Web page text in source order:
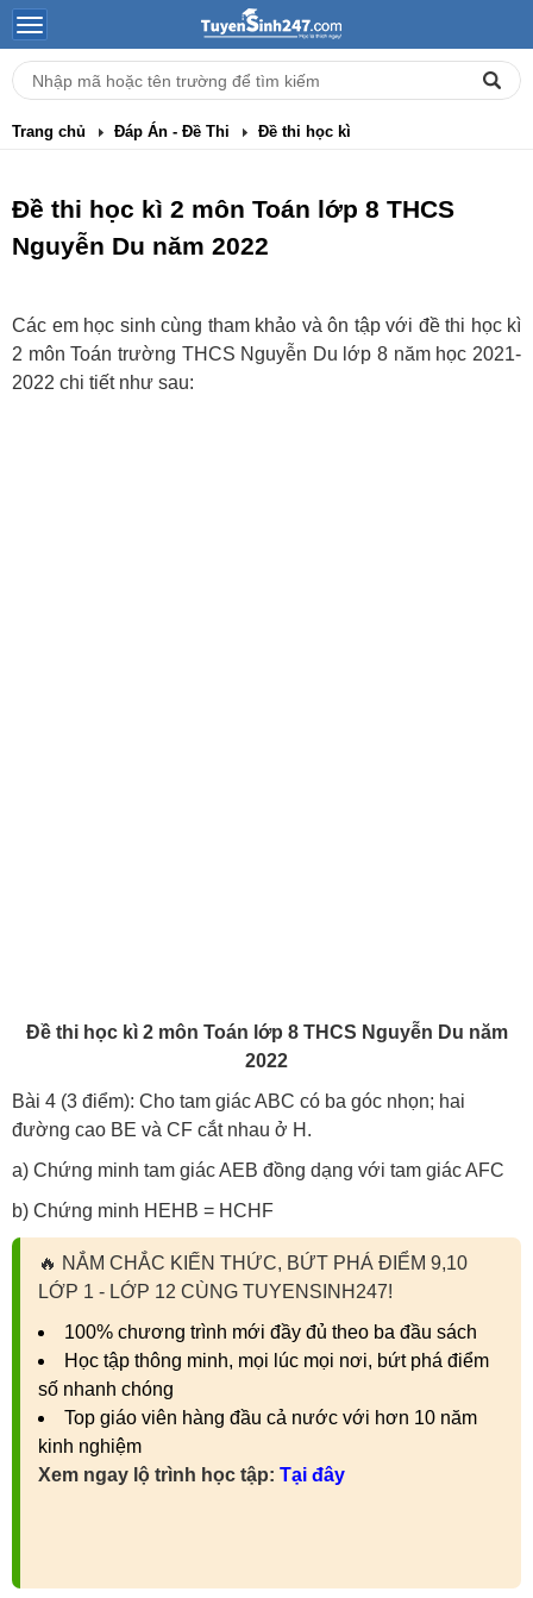
Trang chủ Đáp Án - Đề Thi Đề thi học kì
Đề thi học kì 2 môn Toán lớp 8 THCS
Nguyễn Du năm 2022
Các em học sinh cùng tham khảo và ôn tập với đề thi học kì
2 môn Toán trường THCS Nguyễn Du lớp 8 năm học 2021-
2022 chi tiết như sau:
Đề thi học kì 2 môn Toán lớp 8 THCS Nguyễn Du năm
2022
Bài 4 (3 điểm): Cho tam giác ABC có ba góc nhọn; hai
đường cao BE và CF cắt nhau ở H.
a) Chứng minh tam giác AEB đồng dạng với tam giác AFC
b) Chứng minh HEHB = HCHF
🔥 NẮM CHẮC KIẾN THỨC, BỨT PHÁ ĐIỂM 9,10
LỚP 1 - LỚP 12 CÙNG TUYENSINH247!
100% chương trình mới đầy đủ theo ba đầu sách
Học tập thông minh, mọi lúc mọi nơi, bứt phá điểm
số nhanh chóng
Top giáo viên hàng đầu cả nước với hơn 10 năm
kinh nghiệm
Xem ngay lộ trình học tập: Tại đây